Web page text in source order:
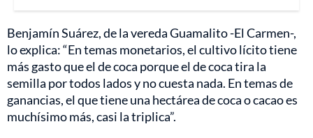
Benjamín Suárez, de la vereda Guamalito -El Carmen-,
lo explica: “En temas monetarios, el cultivo lícito tiene
más gasto que el de coca porque el de coca tira la
semilla por todos lados y no cuesta nada. En temas de
ganancias, el que tiene una hectárea de coca o cacao es
muchísimo más, casi la triplica”.